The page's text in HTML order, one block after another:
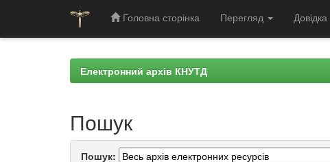
Головна сторінка Перегляд Довідка
Електронний архів КНУТД
Пошук
Пошук: